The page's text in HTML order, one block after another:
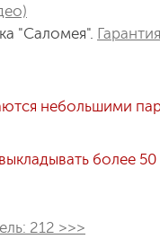
"Саломея".
небольшими
более 50
212 >>>